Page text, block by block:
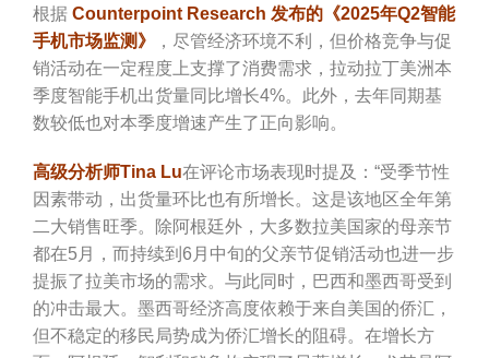
根据 Counterpoint Research 发布的《2025年Q2智能
手机市场监测》
，尽管经济环境不利，但价格竞争与促
销活动在一定程度上支撑了消费需求，拉动拉丁美洲本
季度智能手机出货量同比增长4%。此外，去年同期基
数较低也对本季度增速产生了正向影响。
高级分析师Tina Lu在评论市场表现时提及：“受季节性
因素带动，出货量环比也有所增长。这是该地区全年第
二大销售旺季。除阿根廷外，大多数拉美国家的母亲节
都在5月，而持续到6月中旬的父亲节促销活动也进一步
提振了拉美市场的需求。与此同时，巴西和墨西哥受到
的冲击最大。墨西哥经济高度依赖于来自美国的侨汇，
但不稳定的移民局势成为侨汇增长的阻碍。在增长方